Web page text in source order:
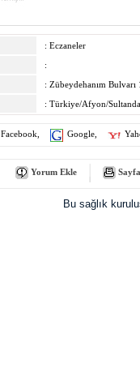
: Eczaneler
:
: Zübeydehanım Bulvarı
: Türkiye/Afyon/
Facebook Google
Yorum Ekle
Bu sağlık